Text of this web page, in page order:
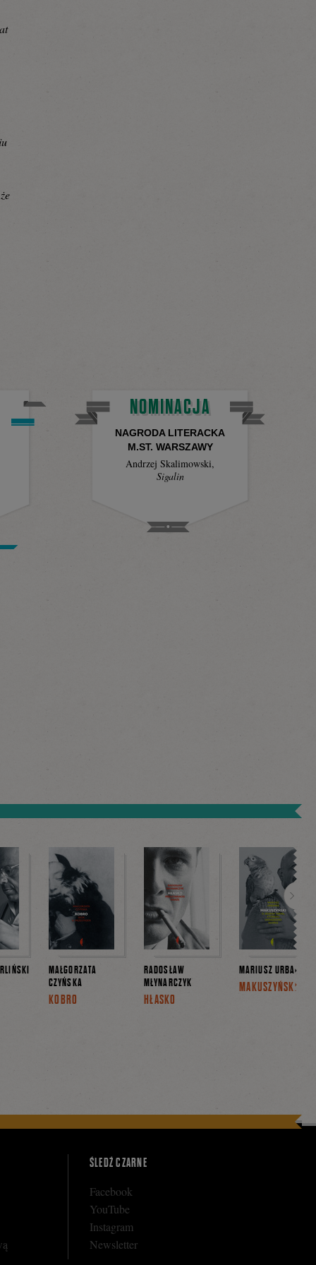
NOMINACJA
NAGRODA LITERACKA
M.ST. WARSZAWY
Andrzej Skalimowski,
Sigalin
Dalej
MAŁGORZATA
CZYŃSKA
KOBRO
RADOSŁAW
MŁYNARCZYK
HŁASKO
MARIUSZ URBANEK
MAKUSZYŃSKI
ŚLEDŹ CZARNE
Facebook
YouTube
Instagram
Newsletter